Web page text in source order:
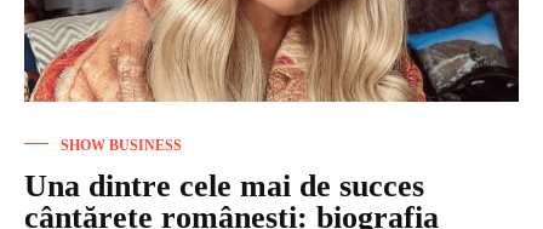
SHOW BUSINESS
Una dintre cele mai de succes
cântărețe românești: biografia